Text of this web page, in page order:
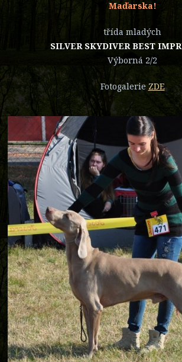
Maďarska!
třída mladých
SILVER SKYDIVER BEST
Výborná 2/2
Fotogalerie ZDE